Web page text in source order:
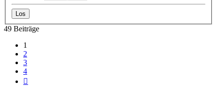
49 Beiträge
1
2
3
4